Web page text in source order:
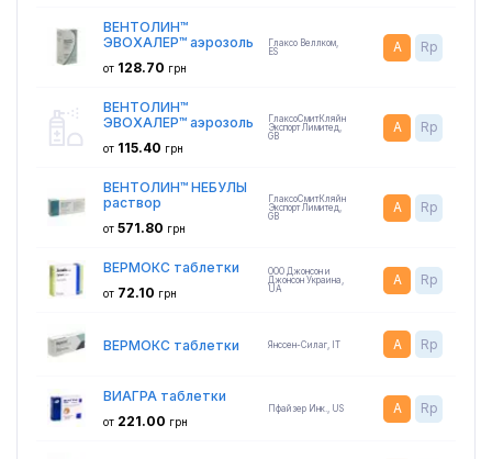
ВЕНТОЛИН™
ЭВОХАЛЕР™ аэрозоль
от 128.70 грн
Глаксо Веллком,
ES
A Rp
ВЕНТОЛИН™
ЭВОХАЛЕР™ аэрозоль
от 115.40 грн
ГлаксоСмитКляйн
Экспорт Лимитед,
GB
A Rp
ВЕНТОЛИН™ НЕБУЛЫ
раствор
от 571.80 грн
ГлаксоСмитКляйн
Экспорт Лимитед,
GB
A Rp
ВЕРМОКС таблетки
от 72.10 грн
ООО Джонсон и
Джонсон Украина,
UA
A Rp
ВЕРМОКС таблетки Янссен-Силаг, IT A Rp
ВИАГРА таблетки
от 221.00 грн
Пфайзер Инк., US A Rp